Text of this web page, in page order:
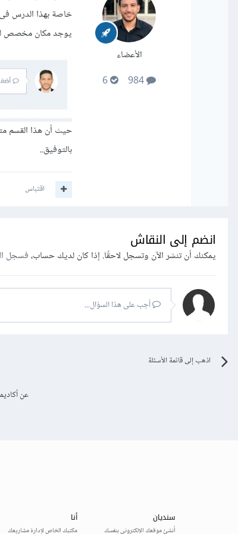
الأعضاء
خاصة بهذا الدرس
يوجد مكان مخصص
حيث أن هذا القسم
بالتوفيق..
اقتباس
انضم إلى النقاش
يمكنك أن تنشر الآن وتسجل لاحقًا. إذا كان لديك حساب،فسجل
أجب على هذا السؤال...
اذهب إلى قائمة الأسئلة
عن